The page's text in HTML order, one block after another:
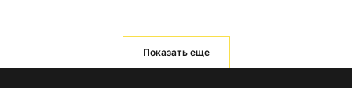
Показать еще